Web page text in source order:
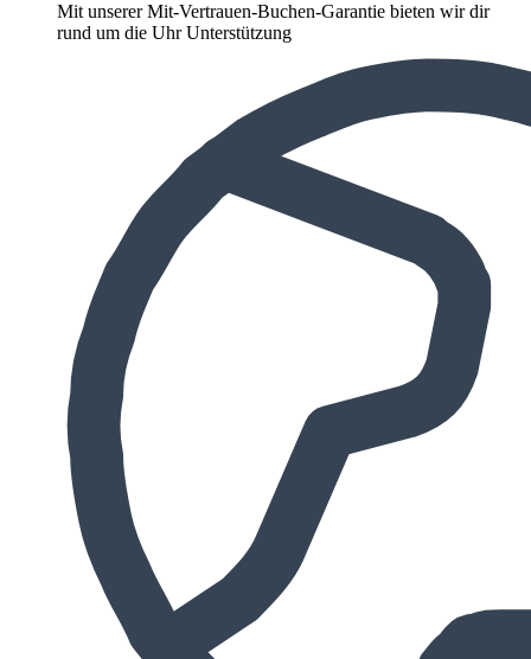
Mit unserer Mit-Vertrauen-Buchen-Garantie bieten wir dir
rund um die Uhr Unterstützung